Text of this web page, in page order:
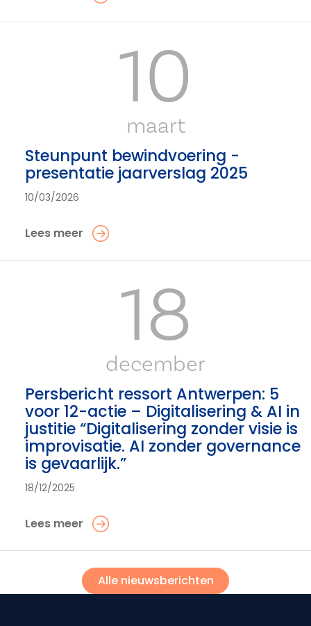
10
maart
Steunpunt bewindvoering -
presentatie jaarverslag 2025
10/03/2026
Lees meer
18
december
Persbericht ressort Antwerpen: 5
voor 12-actie – Digitalisering & AI in
justitie “Digitalisering zonder visie is
improvisatie. AI zonder governance
is gevaarlijk.”
18/12/2025
Lees meer
Alle nieuwsberichten